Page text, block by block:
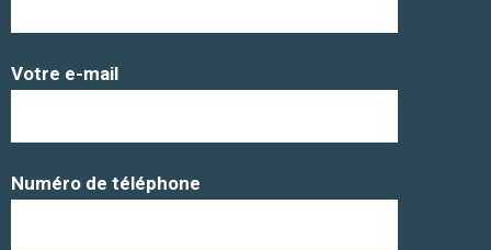
Votre e-mail
Numéro de téléphone